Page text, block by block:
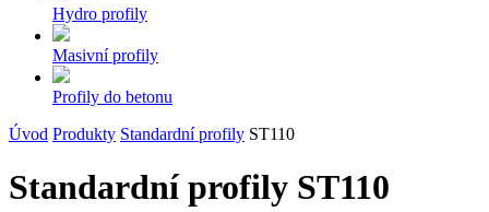
Hydro profily
Masivní profily
Profily do betonu
Úvod Produkty Standardní profily ST110
Standardní profily ST110